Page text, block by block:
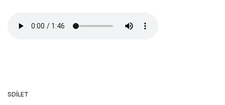
SDÍLET